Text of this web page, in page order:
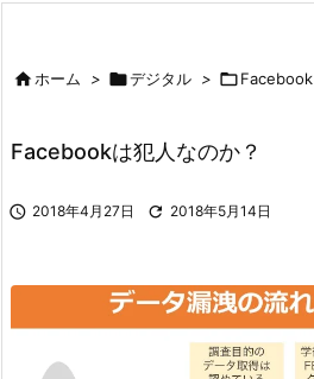
ホーム > デジタル > Facebook
Facebookは犯人なのか？
 2018年4月27日  2018年5月14日